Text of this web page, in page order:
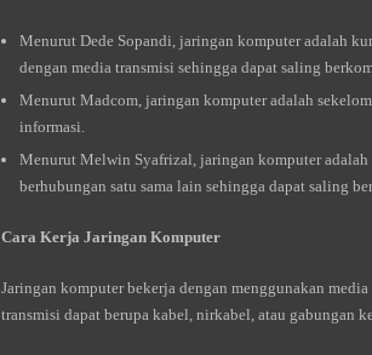
Menurut Dede Sopandi, jaringan komputer adalah
dengan media transmisi sehingga dapat saling
Menurut Madcom, jaringan komputer adalah
informasi.
Menurut Melwin Syafrizal, jaringan komputer
berhubungan satu sama lain sehingga dapat saling
Cara Kerja Jaringan Komputer
Jaringan komputer bekerja dengan menggunakan
transmisi dapat berupa kabel, nirkabel, atau gabungan